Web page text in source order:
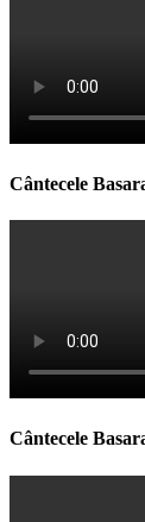
Cântecele
Cântecele